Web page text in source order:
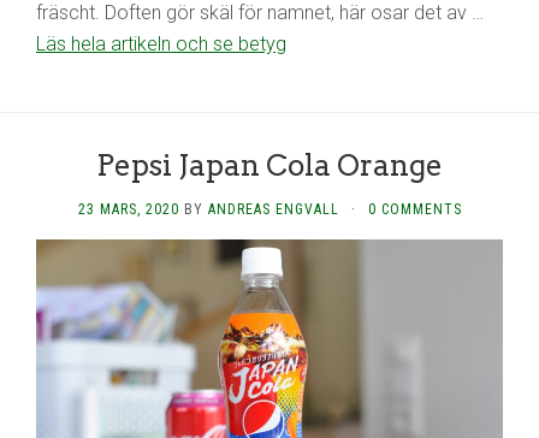
fräscht. Doften gör skäl för namnet, här osar det av …
Läs hela artikeln och se betyg
Pepsi Japan Cola Orange
23 MARS, 2020 BY ANDREAS ENGVALL · 0 COMMENTS